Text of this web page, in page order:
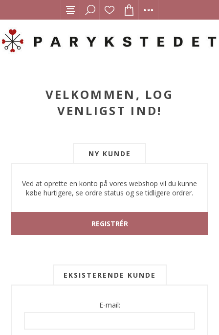
VELKOMMEN, LOG
VENLIGST IND!
NY KUNDE
Ved at oprette en konto på vores webshop vil du kunne
købe hurtigere, se ordre status og se tidligere ordrer.
EKSISTERENDE KUNDE
E-mail: